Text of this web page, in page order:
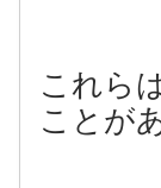
これら
ことが